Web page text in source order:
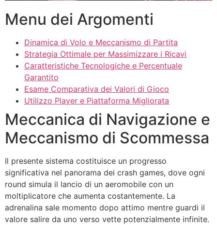
Menu dei Argomenti
Dinamica di Volo e Meccanismo di Partita
Strategia Ottimale per Massimizzare i Ricavi
Caratteristiche Tecnologiche e Percentuale
Garantito
Esame Comparativa dei Valori di Gioco
Utilizzo Player e Piattaforma Migliorata
Meccanica di Navigazione e
Meccanismo di Scommessa
Il presente sistema costituisce un progresso
significativa nel panorama dei crash games, dove ogni
round simula il lancio di un aeromobile con un
moltiplicatore che aumenta costantemente. La
adrenalina sale momento dopo attimo mentre guardi il
valore salire da uno verso vette potenzialmente infinite.